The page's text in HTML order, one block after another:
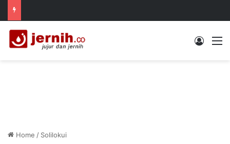
Log In
Home / Solilokui